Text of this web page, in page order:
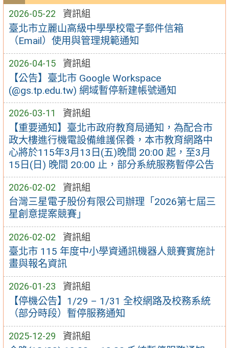
2026-05-22 資訊組
臺北市立麗山高級中學學校電子郵件信箱
（Email）使用與管理規範通知
2026-04-15 資訊組
【公告】臺北市 Google Workspace
(@gs.tp.edu.tw) 網域暫停新建帳號通知
2026-03-11 資訊組
【重要通知】臺北市政府教育局通知，為配合市
政大樓進行機電設備維護保養，本市教育網路中
心將於115年3月13日(五)晚間 20:00 起，至3月
15日(日) 晚間 20:00 止，部分系統服務暫停公告
2026-02-02 資訊組
台灣三星電子股份有限公司辦理「2026第七屆三
星創意提案競賽」
2026-02-02 資訊組
臺北市 115 年度中小學資通訊機器人競賽實施計
畫與報名資訊
2026-01-23 資訊組
【停機公告】1/29 – 1/31 全校網路及校務系統
（部分時段）暫停服務通知
2025-12-29 資訊組